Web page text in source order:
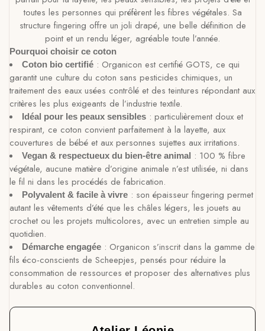
toutes les personnes qui préfèrent les fibres végétales. Sa
structure fingering offre un joli drapé, une belle définition de
point et un rendu léger, agréable toute l’année.
Pourquoi choisir ce coton
Coton bio certifié : Organicon est certifié GOTS, ce qui
garantit une culture du coton sans pesticides chimiques, un
traitement des eaux usées contrôlé et des teintures répondant aux
critères les plus exigeants de l’industrie textile.
Idéal pour les peaux sensibles : particulièrement doux et
respirant, ce coton convient parfaitement à la layette, aux
couvertures de bébé et aux personnes sujettes aux irritations.
Vegan & respectueux du bien-être animal : 100 % fibre
végétale, aucune matière d’origine animale n’est utilisée, ni dans
le fil ni dans les procédés de fabrication.
Polyvalent & facile à vivre : son épaisseur fingering permet
autant les vêtements d’été que les châles légers, les jouets au
crochet ou les projets multicolores, avec un entretien simple au
quotidien.
Démarche engagée : Organicon s’inscrit dans la gamme de
fils éco-conscients de Scheepjes, pensés pour réduire la
consommation de ressources et proposer des alternatives plus
durables au coton conventionnel.